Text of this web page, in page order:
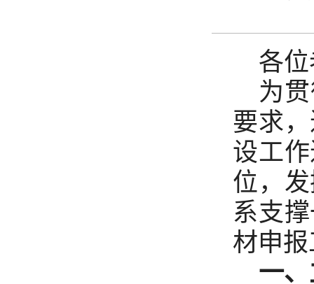
各
为
要求
设工
位，
系支
材申
一